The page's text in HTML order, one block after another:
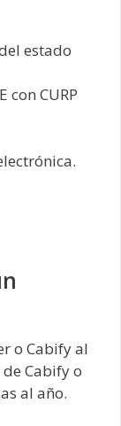
estado
con CURP
o Cabify al
Cabify o
al año.